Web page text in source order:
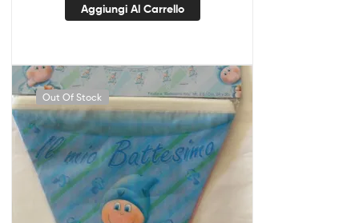
Aggiungi Al Carrello
Out Of Stock